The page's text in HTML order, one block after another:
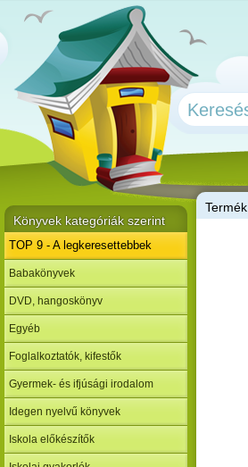
Termék
Könyvek kategóriák szerint
TOP 9 - A legkeresettebbek
Babakönyvek
DVD, hangoskönyv
Egyéb
Foglalkoztatók, kifestők
Gyermek- és ifjúsági irodalom
Idegen nyelvű könyvek
Iskola előkészítők